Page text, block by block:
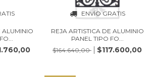
ALUMINIO
ENVÍO GRATIS
REJA ARTISTICA DE ALUMINIO
PANEL TIPO FO...
$164.640,00
$117.600,00